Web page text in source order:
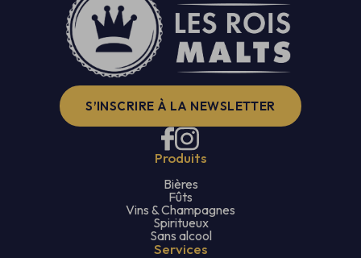
S’INSCRIRE À LA NEWSLETTER
Produits
Bières
Fûts
Vins & Champagnes
Spiritueux
Sans alcool
Services